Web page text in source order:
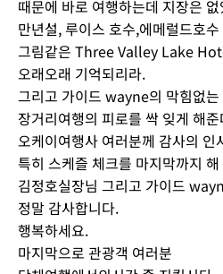
때문에 바로 여행하는데 지장은
만년설, 루이스 호수,에메럴드호수
그림같은 Three Valley Lake
오래오래 기억되리라.
그리고 가이드 wayne의 막힘없는
장거리여행의 피로를 싹 잊게 해
오케이여행사 여러분께 감사의 인
특히 스케즐 체크를 마지막까지 해
김정호실장님 그리고 가이드
정말 감사합니다.
행복하세요.
마지막으로 관광객 여러분